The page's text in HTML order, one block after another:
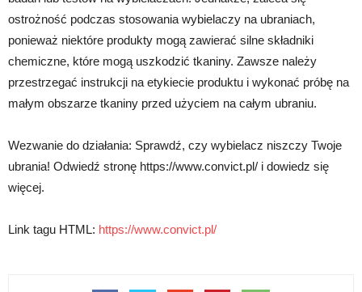
ostrożność podczas stosowania wybielaczy na ubraniach,
ponieważ niektóre produkty mogą zawierać silne składniki
chemiczne, które mogą uszkodzić tkaniny. Zawsze należy
przestrzegać instrukcji na etykiecie produktu i wykonać próbę na
małym obszarze tkaniny przed użyciem na całym ubraniu.
Wezwanie do działania: Sprawdź, czy wybielacz niszczy Twoje
ubrania! Odwiedź stronę https://www.convict.pl/ i dowiedz się
więcej.
Link tagu HTML: https://www.convict.pl/